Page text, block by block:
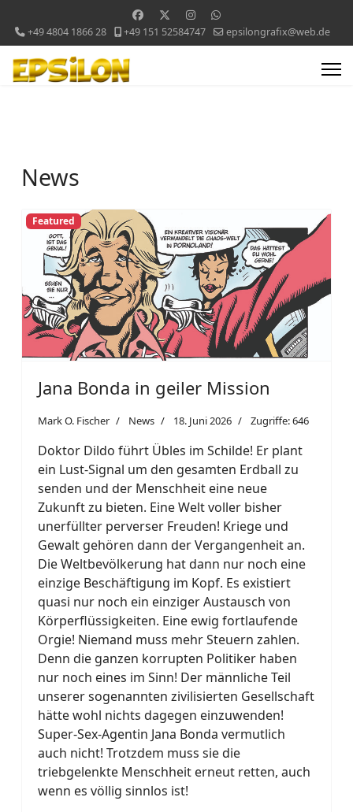
+49 4804 1866 28 +49 151 52584747 epsilongrafix@web.de
News
Featured
Jana Bonda in geiler Mission
Mark O. Fischer News 18. Juni 2026 Zugriffe: 646
Doktor Dildo führt Übles im Schilde! Er plant
ein Lust-Signal um den gesamten Erdball zu
senden und der Menschheit eine neue
Zukunft zu bieten. Eine Welt voller bisher
unerfüllter perverser Freuden! Kriege und
Gewalt gehören dann der Vergangenheit an.
Die Weltbevölkerung hat dann nur noch eine
einzige Beschäftigung im Kopf. Es existiert
quasi nur noch ein einziger Austausch von
Körperflüssigkeiten. Eine ewig fortlaufende
Orgie! Niemand muss mehr Steuern zahlen.
Denn die ganzen korrupten Politiker haben
nur noch eines im Sinn! Der männliche Teil
unserer sogenannten zivilisierten Gesellschaft
hätte wohl nichts dagegen einzuwenden!
Super-Sex-Agentin Jana Bonda vermutlich
auch nicht! Trotzdem muss sie die
triebgelenkte Menschheit erneut retten, auch
wenn es völlig sinnlos ist!